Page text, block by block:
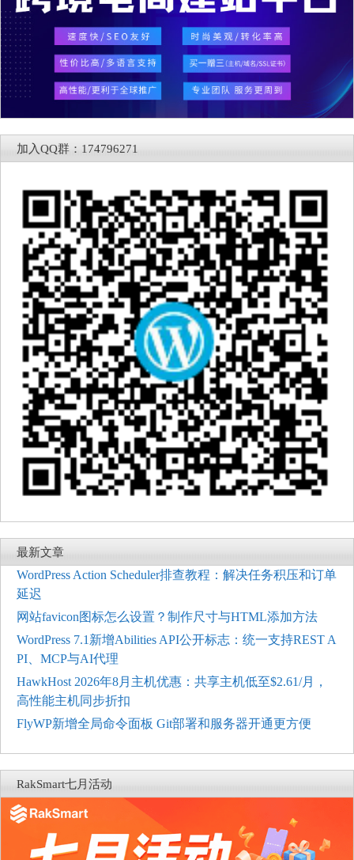
加入QQ群：174796271
最新文章
WordPress Action Scheduler排查教程：解决任务积压和订单
延迟
网站favicon图标怎么设置？制作尺寸与HTML添加方法
WordPress 7.1新增Abilities API公开标志：统一支持REST A
PI、MCP与AI代理
HawkHost 2026年8月主机优惠：共享主机低至$2.61/月，
高性能主机同步折扣
FlyWP新增全局命令面板 Git部署和服务器开通更方便
RakSmart七月活动